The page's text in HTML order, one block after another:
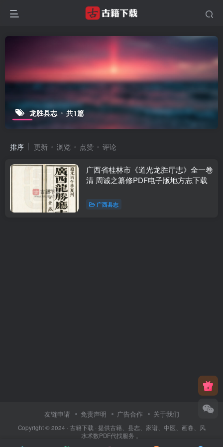
龙胜县志 共1篇
排序 更新 浏览 点赞 评论
广西省桂林市《道光龙胜厅志》全一卷
清 周诚之纂修PDF电子版地方志下载
广西县志
友链申请 免责声明 广告合作 关于我们
Copyright © 2024 · 古籍下载 · 提供古籍、县志、家谱、中医、画卷、风
水术数PDF代找服务 。